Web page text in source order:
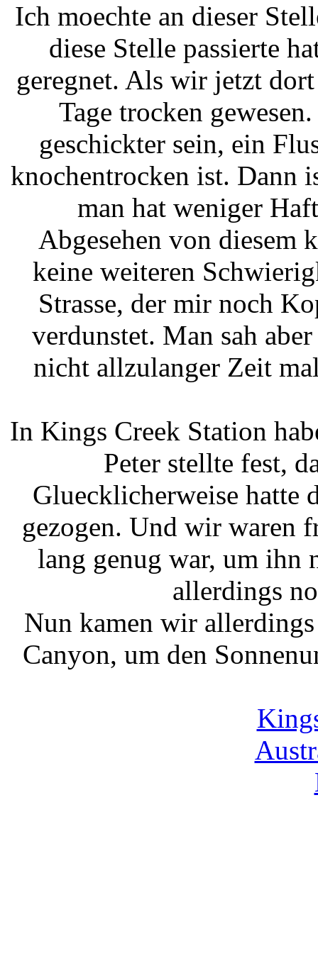
Ich moechte an dieser
diese Stelle passierte
geregnet. Als wir jetzt
Tage trocken
geschickter sein, ein
knochentrocken ist. Dann
man hat weniger
Abgesehen von diesem
keine weiteren
Strasse, der mir noch
verdunstet. Man sah
nicht allzulanger Zeit
In Kings Creek Station
Peter stellte fest,
Gluecklicherweise hatte
gezogen. Und wir waren
lang genug war, um ihn
allerdings
Nun kamen wir
Canyon, um den